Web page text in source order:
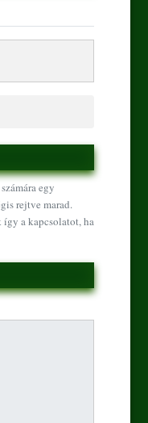
egy
rejtve marad.
a kapcsolatot, ha